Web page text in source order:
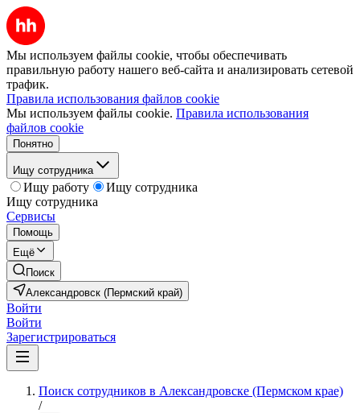
Мы используем файлы cookie, чтобы обеспечивать
правильную работу нашего веб-сайта и анализировать сетевой
трафик.
Правила использования файлов cookie
Мы используем файлы cookie. Правила использования
файлов cookie
Понятно
Ищу сотрудника
Ищу работу
Ищу сотрудника
Ищу сотрудника
Сервисы
Помощь
Ещё
Поиск
Александровск (Пермский край)
Войти
Войти
Зарегистрироваться
Поиск сотрудников в Александровске (Пермском крае)
/